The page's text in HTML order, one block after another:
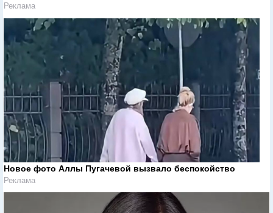
Реклама
Новое фото Аллы Пугачевой вызвало беспокойство
Реклама